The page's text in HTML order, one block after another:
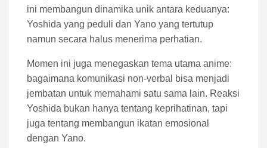
ini membangun dinamika unik antara keduanya:
Yoshida yang peduli dan Yano yang tertutup
namun secara halus menerima perhatian.
Momen ini juga menegaskan tema utama anime:
bagaimana komunikasi non-verbal bisa menjadi
jembatan untuk memahami satu sama lain. Reaksi
Yoshida bukan hanya tentang keprihatinan, tapi
juga tentang membangun ikatan emosional
dengan Yano.